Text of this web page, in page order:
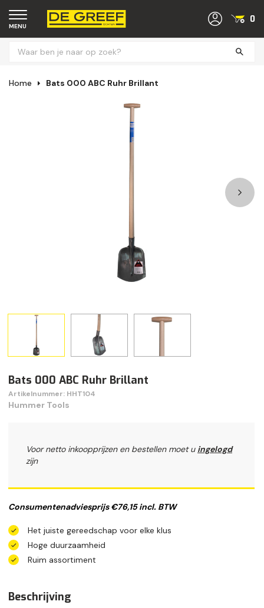
MENU
0
Home Bats 000 ABC Ruhr Brillant
Bats 000 ABC Ruhr Brillant
Artikelnummer: HHT104
Hummer Tools
Voor netto inkoopprijzen en bestellen moet u ingelogd
zijn
Consumentenadviesprijs €76,15 incl. BTW
Het juiste gereedschap voor elke klus
Hoge duurzaamheid
Ruim assortiment
Beschrijving